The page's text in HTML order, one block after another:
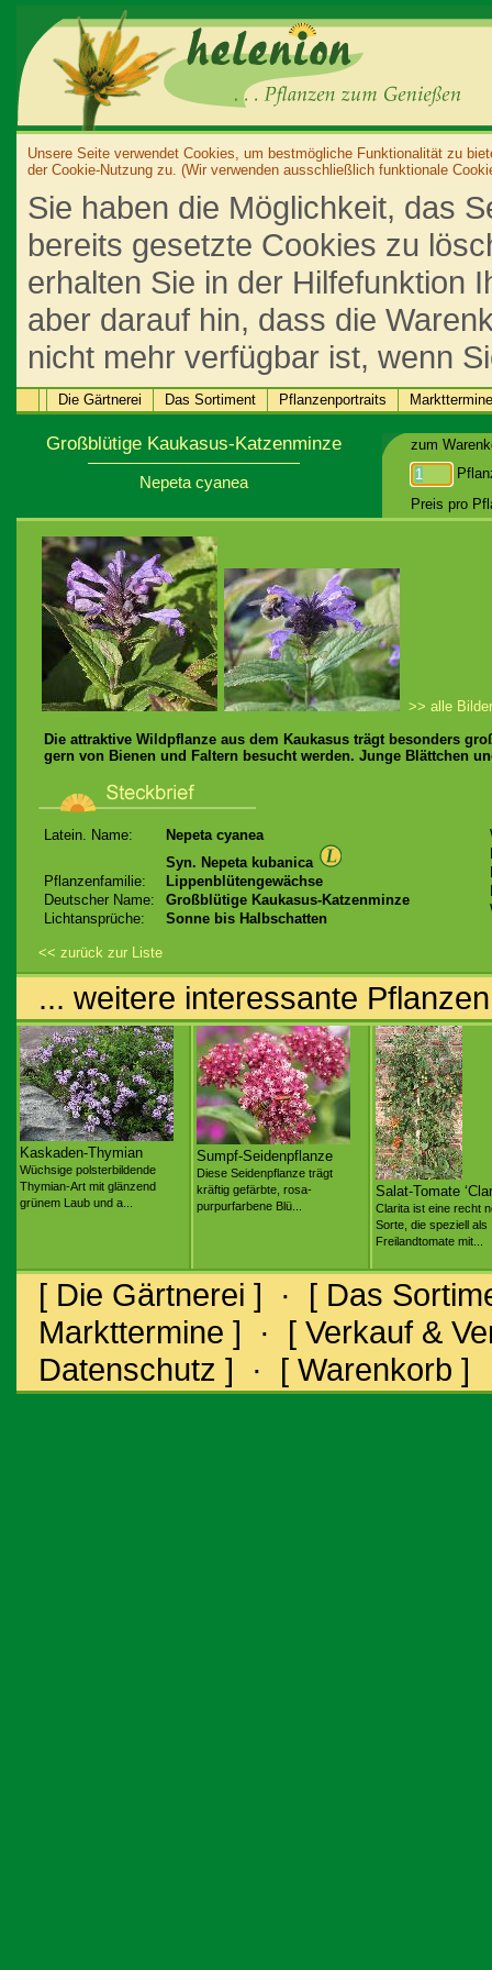
Unsere Seite verwendet Cookies, um bestmögliche Funktionalität zu
der Cookie-Nutzung zu. (Wir verwenden ausschließlich funktionale
Sie haben die Möglichkeit, das
bereits gesetzte Cookies zu
erhalten Sie in der Hilfefunktion
aber darauf hin, dass die
nicht mehr verfügbar ist, wenn
Die Gärtnerei Das Sortiment Pflanzenportraits Markttermine
Großblütige Kaukasus-Katzenminze
Nepeta cyanea
zum
Preis pro
>> alle
Die attraktive Wildpflanze aus dem Kaukasus trägt besonders
gern von Bienen und Faltern besucht werden. Junge Blättchen
Latein. Name:
Nepeta cyanea
Syn. Nepeta kubanica
Pflanzenfamilie:
Lippenblütengewächse
Deutscher Name:
Großblütige Kaukasus-Katzenminze
Lichtansprüche:
Sonne bis Halbschatten
<< zurück zur Liste
... weitere interessante Pflanzen
Kaskaden-Thymian
Wüchsige polsterbildende
Thymian-Art mit glänzend
grünem Laub und a...
Sumpf-Seidenpflanze
Diese Seidenpflanze trägt
kräftig gefärbte, rosa-
purpurfarbene Blü...
Salat-Tomate
Clarita ist eine recht
Sorte, die speziell als
Freilandtomate mit...
[ Die Gärtnerei ] · [ Das
Markttermine ] · [ Verkauf &
Datenschutz ] · [ Warenkorb ]